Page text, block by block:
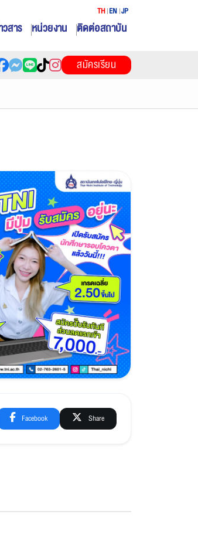
วสาร หน่วยงาน ติดต่อสถาบัน
TH EN JP
สมัครเรียน
Facebook Share